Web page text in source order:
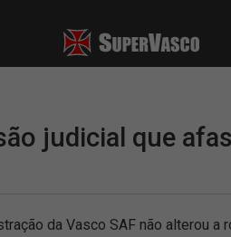
judicial que
da Vasco SAF não alterou